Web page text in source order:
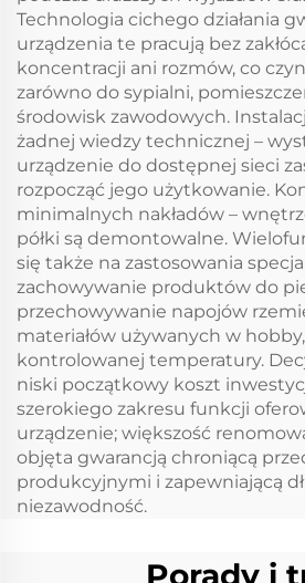
Technologia cichego działania
urządzenia te pracują bez
koncentracji ani rozmów, co
zarówno do sypialni,
środowisk zawodowych.
żadnej wiedzy technicznej –
urządzenie do dostępnej sieci
rozpocząć jego użytkowanie.
minimalnych nakładów –
półki są demontowalne.
się także na zastosowania
zachowywanie produktów do
przechowywanie napojów
materiałów używanych w
kontrolowanej temperatury.
niski początkowy koszt
szerokiego zakresu funkcji
urządzenie; większość
objęta gwarancją chroniącą
produkcyjnymi i zapewniającą
niezawodność.
Porady i